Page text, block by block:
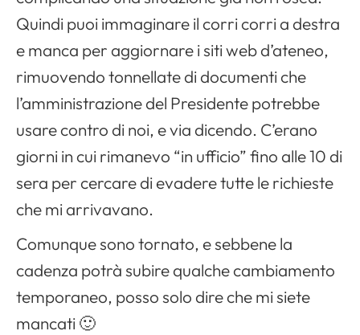
Quindi puoi immaginare il corri corri a destra
e manca per aggiornare i siti web d’ateneo,
rimuovendo tonnellate di documenti che
l’amministrazione del Presidente potrebbe
usare contro di noi, e via dicendo. C’erano
giorni in cui rimanevo “in ufficio” fino alle 10 di
sera per cercare di evadere tutte le richieste
che mi arrivavano.
Comunque sono tornato, e sebbene la
cadenza potrà subire qualche cambiamento
temporaneo, posso solo dire che mi siete
mancati 🙂